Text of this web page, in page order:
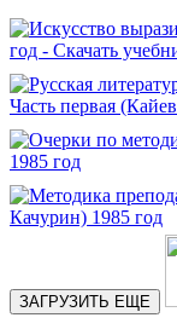
ЗАГРУЗИТЬ ЕЩЕ